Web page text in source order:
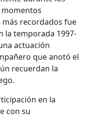
recordados fue
la temporada 1997-
actuación
que anotó el
recuerdan la
en la
con su